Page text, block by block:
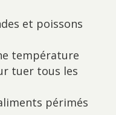
et poissons
température
tuer tous les
périmés